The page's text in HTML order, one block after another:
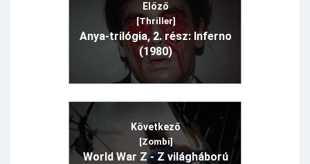
Előző
[Thriller]
Anya-trilógia, 2. rész: Inferno
(1980)
Következő
[Zombi]
World War Z - Z világháború